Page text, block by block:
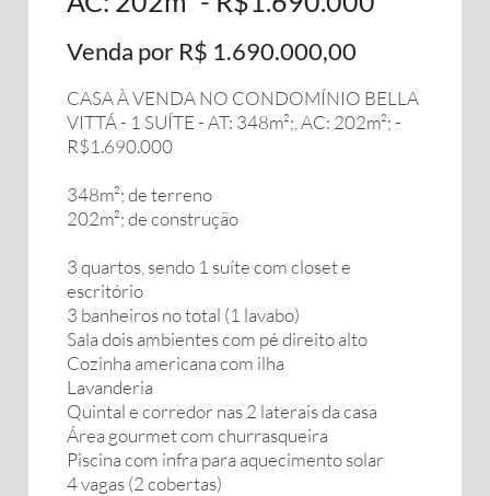
Venda por R$ 1.690.000,00
CASA À VENDA NO CONDOMÍNIO BELLA
VITTÁ - 1 SUÍTE - AT: 348m²;, AC: 202m²; -
R$1.690.000
348m²; de terreno
202m²; de construção
3 quartos, sendo 1 suíte com closet e
escritório
3 banheiros no total (1 lavabo)
Sala dois ambientes com pé direito alto
Cozinha americana com ilha
Lavanderia
Quintal e corredor nas 2 laterais da casa
Área gourmet com churrasqueira
Piscina com infra para aquecimento solar
4 vagas (2 cobertas)